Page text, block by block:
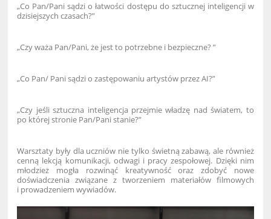
„Co Pan/Pani sądzi o łatwości dostępu do sztucznej inteligencji w
dzisiejszych czasach?”
„Czy waża Pan/Pani, że jest to potrzebne i bezpieczne? ”
„Co Pan/ Pani sądzi o zastępowaniu artystów przez AI?”
„Czy jeśli sztuczna inteligencja przejmie władzę nad światem, to
po której stronie Pan/Pani stanie?”
Warsztaty były dla uczniów nie tylko świetną zabawą, ale również
cenną lekcją komunikacji, odwagi i pracy zespołowej. Dzięki nim
młodzież mogła rozwinąć kreatywność oraz zdobyć nowe
doświadczenia związane z tworzeniem materiałów filmowych
i prowadzeniem wywiadów.